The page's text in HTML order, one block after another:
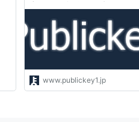
待講演
www.publickey1.jp